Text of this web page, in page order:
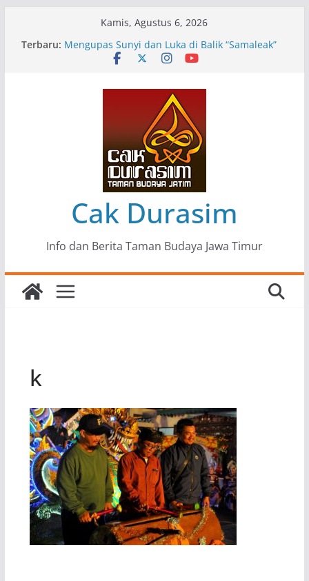
Kamis, Agustus 6, 2026
Terbaru: Pameran Lukisan Komunitas Patria Seni Rupa
Kota Blitar : Ketika “Bergerak” Menjadi Mantra
Mengupas Sunyi dan Luka di Balik “Samaleak”
Menjaga Marwah Seni dan Budaya: Catatan
Kunjungan Kerja Ir. Bambang Haryo Soekartono
(BHS) Anggota DPR RI ke Taman Budaya Jawa
Pameran Tunggal 35 Karya Agus Koecink
“Tumbang Tambang”, Ungkapan Kritis Tentang
Derita Pekerja Pertambangan
Cak Durasim
Info dan Berita Taman Budaya Jawa Timur
k